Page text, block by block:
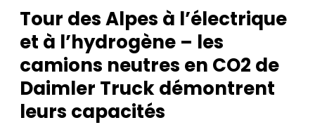
Podcasts
Privacy / Cookie statement
S’inscrire à l’événement
S’inscrire
Termes et conditions
Tour des Alpes à l’électrique
et à l’hydrogène – les
camions neutres en CO2 de
Daimler Truck démontrent
leurs capacités